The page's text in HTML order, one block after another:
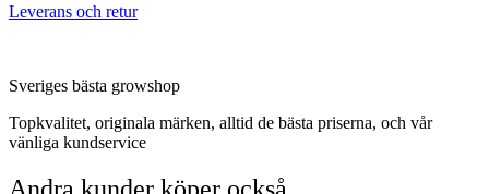
Leverans och retur
Sveriges bästa growshop
Topkvalitet, originala märken, alltid de bästa priserna, och vår
vänliga kundservice
Andra kunder köper också